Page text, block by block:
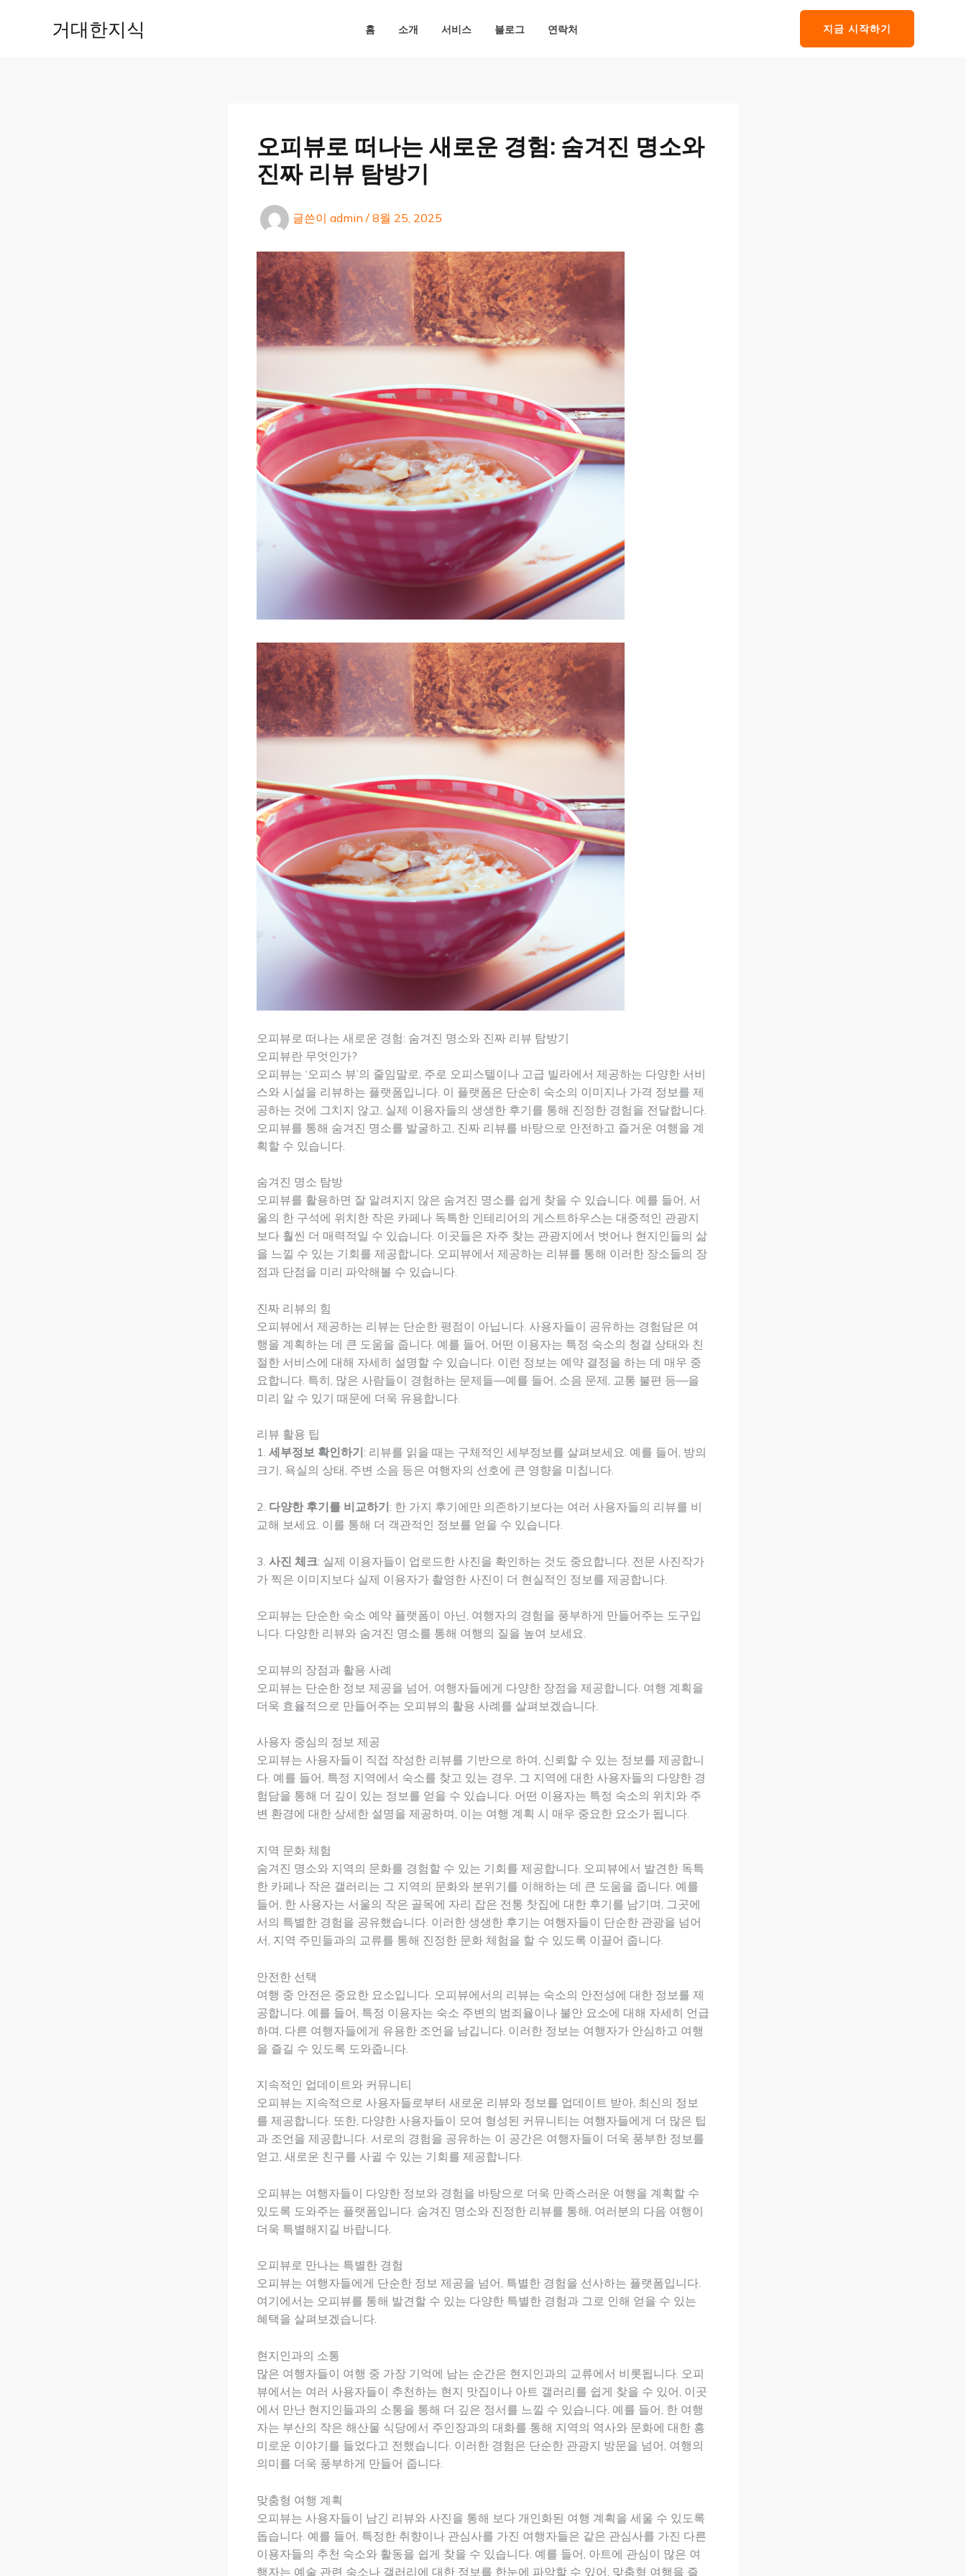
거대한지식 홈 소개 서비스 블로그 연락처 지금 시작하기
오피뷰로 떠나는 새로운 경험: 숨겨진 명소와
진짜 리뷰 탐방기
글쓴이 admin / 8월 25, 2025
오피뷰로 떠나는 새로운 경험: 숨겨진 명소와 진짜 리뷰 탐방기
오피뷰란 무엇인가?
오피뷰는 ‘오피스 뷰’의 줄임말로, 주로 오피스텔이나 고급 빌라에서 제공하는 다양한 서비
스와 시설을 리뷰하는 플랫폼입니다. 이 플랫폼은 단순히 숙소의 이미지나 가격 정보를 제
공하는 것에 그치지 않고, 실제 이용자들의 생생한 후기를 통해 진정한 경험을 전달합니다.
오피뷰를 통해 숨겨진 명소를 발굴하고, 진짜 리뷰를 바탕으로 안전하고 즐거운 여행을 계
획할 수 있습니다.
숨겨진 명소 탐방
오피뷰를 활용하면 잘 알려지지 않은 숨겨진 명소를 쉽게 찾을 수 있습니다. 예를 들어, 서
울의 한 구석에 위치한 작은 카페나 독특한 인테리어의 게스트하우스는 대중적인 관광지
보다 훨씬 더 매력적일 수 있습니다. 이곳들은 자주 찾는 관광지에서 벗어나 현지인들의 삶
을 느낄 수 있는 기회를 제공합니다. 오피뷰에서 제공하는 리뷰를 통해 이러한 장소들의 장
점과 단점을 미리 파악해볼 수 있습니다.
진짜 리뷰의 힘
오피뷰에서 제공하는 리뷰는 단순한 평점이 아닙니다. 사용자들이 공유하는 경험담은 여
행을 계획하는 데 큰 도움을 줍니다. 예를 들어, 어떤 이용자는 특정 숙소의 청결 상태와 친
절한 서비스에 대해 자세히 설명할 수 있습니다. 이런 정보는 예약 결정을 하는 데 매우 중
요합니다. 특히, 많은 사람들이 경험하는 문제들—예를 들어, 소음 문제, 교통 불편 등—을
미리 알 수 있기 때문에 더욱 유용합니다.
리뷰 활용 팁
1. 세부정보 확인하기: 리뷰를 읽을 때는 구체적인 세부정보를 살펴보세요. 예를 들어, 방의
크기, 욕실의 상태, 주변 소음 등은 여행자의 선호에 큰 영향을 미칩니다.
2. 다양한 후기를 비교하기: 한 가지 후기에만 의존하기보다는 여러 사용자들의 리뷰를 비
교해 보세요. 이를 통해 더 객관적인 정보를 얻을 수 있습니다.
3. 사진 체크: 실제 이용자들이 업로드한 사진을 확인하는 것도 중요합니다. 전문 사진작가
가 찍은 이미지보다 실제 이용자가 촬영한 사진이 더 현실적인 정보를 제공합니다.
오피뷰는 단순한 숙소 예약 플랫폼이 아닌, 여행자의 경험을 풍부하게 만들어주는 도구입
니다. 다양한 리뷰와 숨겨진 명소를 통해 여행의 질을 높여 보세요.
오피뷰의 장점과 활용 사례
오피뷰는 단순한 정보 제공을 넘어, 여행자들에게 다양한 장점을 제공합니다. 여행 계획을
더욱 효율적으로 만들어주는 오피뷰의 활용 사례를 살펴보겠습니다.
사용자 중심의 정보 제공
오피뷰는 사용자들이 직접 작성한 리뷰를 기반으로 하여, 신뢰할 수 있는 정보를 제공합니
다. 예를 들어, 특정 지역에서 숙소를 찾고 있는 경우, 그 지역에 대한 사용자들의 다양한 경
험담을 통해 더 깊이 있는 정보를 얻을 수 있습니다. 어떤 이용자는 특정 숙소의 위치와 주
변 환경에 대한 상세한 설명을 제공하며, 이는 여행 계획 시 매우 중요한 요소가 됩니다.
지역 문화 체험
숨겨진 명소와 지역의 문화를 경험할 수 있는 기회를 제공합니다. 오피뷰에서 발견한 독특
한 카페나 작은 갤러리는 그 지역의 문화와 분위기를 이해하는 데 큰 도움을 줍니다. 예를
들어, 한 사용자는 서울의 작은 골목에 자리 잡은 전통 찻집에 대한 후기를 남기며, 그곳에
서의 특별한 경험을 공유했습니다. 이러한 생생한 후기는 여행자들이 단순한 관광을 넘어
서, 지역 주민들과의 교류를 통해 진정한 문화 체험을 할 수 있도록 이끌어 줍니다.
안전한 선택
여행 중 안전은 중요한 요소입니다. 오피뷰에서의 리뷰는 숙소의 안전성에 대한 정보를 제
공합니다. 예를 들어, 특정 이용자는 숙소 주변의 범죄율이나 불안 요소에 대해 자세히 언급
하며, 다른 여행자들에게 유용한 조언을 남깁니다. 이러한 정보는 여행자가 안심하고 여행
을 즐길 수 있도록 도와줍니다.
지속적인 업데이트와 커뮤니티
오피뷰는 지속적으로 사용자들로부터 새로운 리뷰와 정보를 업데이트 받아, 최신의 정보
를 제공합니다. 또한, 다양한 사용자들이 모여 형성된 커뮤니티는 여행자들에게 더 많은 팁
과 조언을 제공합니다. 서로의 경험을 공유하는 이 공간은 여행자들이 더욱 풍부한 정보를
얻고, 새로운 친구를 사귈 수 있는 기회를 제공합니다.
오피뷰는 여행자들이 다양한 정보와 경험을 바탕으로 더욱 만족스러운 여행을 계획할 수
있도록 도와주는 플랫폼입니다. 숨겨진 명소와 진정한 리뷰를 통해, 여러분의 다음 여행이
더욱 특별해지길 바랍니다.
오피뷰로 만나는 특별한 경험
오피뷰는 여행자들에게 단순한 정보 제공을 넘어, 특별한 경험을 선사하는 플랫폼입니다.
여기에서는 오피뷰를 통해 발견할 수 있는 다양한 특별한 경험과 그로 인해 얻을 수 있는
혜택을 살펴보겠습니다.
현지인과의 소통
많은 여행자들이 여행 중 가장 기억에 남는 순간은 현지인과의 교류에서 비롯됩니다. 오피
뷰에서는 여러 사용자들이 추천하는 현지 맛집이나 아트 갤러리를 쉽게 찾을 수 있어, 이곳
에서 만난 현지인들과의 소통을 통해 더 깊은 정서를 느낄 수 있습니다. 예를 들어, 한 여행
자는 부산의 작은 해산물 식당에서 주인장과의 대화를 통해 지역의 역사와 문화에 대한 흥
미로운 이야기를 들었다고 전했습니다. 이러한 경험은 단순한 관광지 방문을 넘어, 여행의
의미를 더욱 풍부하게 만들어 줍니다.
맞춤형 여행 계획
오피뷰는 사용자들이 남긴 리뷰와 사진을 통해 보다 개인화된 여행 계획을 세울 수 있도록
돕습니다. 예를 들어, 특정한 취향이나 관심사를 가진 여행자들은 같은 관심사를 가진 다른
이용자들의 추천 숙소와 활동을 쉽게 찾을 수 있습니다. 예를 들어, 아트에 관심이 많은 여
행자는 예술 관련 숙소나 갤러리에 대한 정보를 한눈에 파악할 수 있어, 맞춤형 여행을 즐